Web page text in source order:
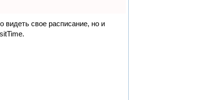
видеть свое расписание, но и